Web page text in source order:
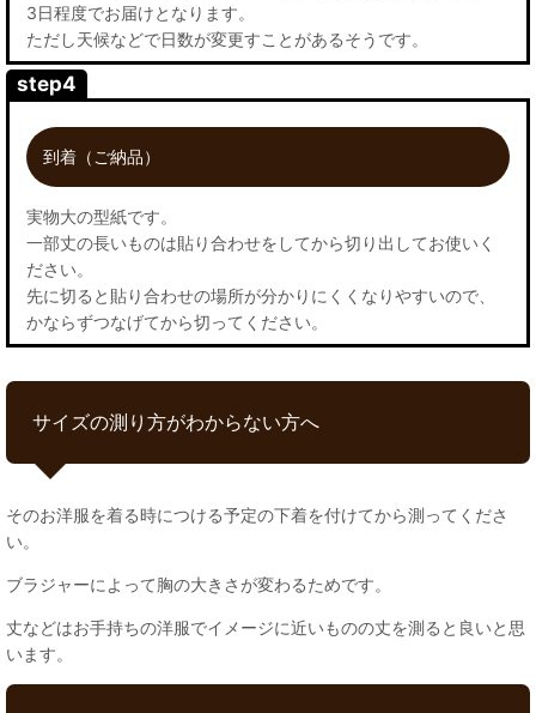
3日程度でお届けとなります。
ただし天候などで日数が変更すことがあるそうです。
step4
到着（ご納品）
実物大の型紙です。
一部丈の長いものは貼り合わせをしてから切り出してお使いく
ださい。
先に切ると貼り合わせの場所が分かりにくくなりやすいので、
かならずつなげてから切ってください。
サイズの測り方がわからない方へ
そのお洋服を着る時につける予定の下着を付けてから測ってくださ
い。
ブラジャーによって胸の大きさが変わるためです。
丈などはお手持ちの洋服でイメージに近いものの丈を測ると良いと思
います。